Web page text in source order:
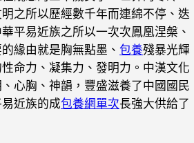
之所以歷經數千年而連綿不停、迭
平易近族之所以一次次鳳凰涅槃、
緣由就是胸無點墨、 包養殘暴光輝
命力、凝集力、發明力。中漢文化
心胸、神韻，豐盛滋養了中國國民
近族的成包養網單次長強大供給了